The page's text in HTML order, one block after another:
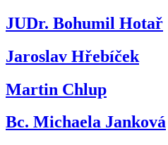
JUDr. Bohumil Hotař
Jaroslav Hřebíček
Martin Chlup
Bc. Michaela Janková